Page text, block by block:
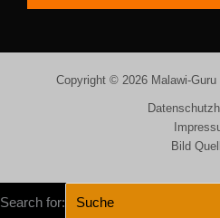
Copyright © 2026 Malawi-
Bild
Search for: